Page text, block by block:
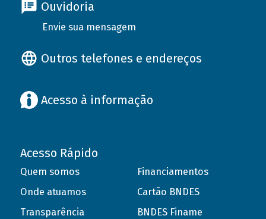
Ouvidoria
Envie sua mensagem
Outros telefones e endereços
Acesso à informação
Acesso Rápido
Quem somos
Onde atuamos
Transparência
Financiamentos
Cartão BNDES
BNDES Finame